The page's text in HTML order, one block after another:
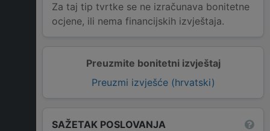
Preuzmite bonitetni izvještaj
Preuzmi izvješće (hrvatski)
Za taj tip tvrtke se ne izračunava bonitetne
ocjene, ili nema financijskih izvještaja.
SAŽETAK POSLOVANJA